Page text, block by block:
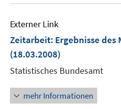
Externer Link
Zeitarbeit: Ergebnisse des
(18.03.2008)
Statistisches Bundesamt
mehr Informationen